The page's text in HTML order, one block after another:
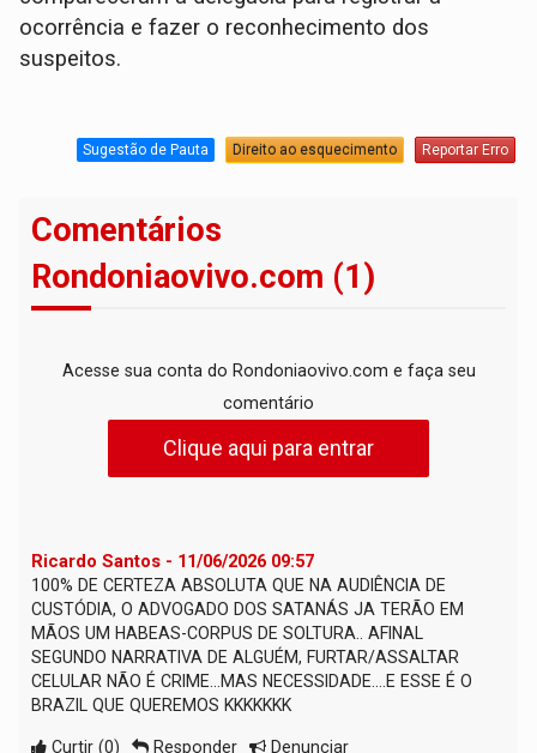
ocorrência e fazer o reconhecimento dos
suspeitos.
Sugestão de Pauta Direito ao esquecimento Reportar Erro
Comentários
Rondoniaovivo.com (1)
Acesse sua conta do Rondoniaovivo.com e faça seu
comentário
Clique aqui para entrar
Ricardo Santos - 11/06/2026 09:57
100% DE CERTEZA ABSOLUTA QUE NA AUDIÊNCIA DE
CUSTÓDIA, O ADVOGADO DOS SATANÁS JA TERÃO EM
MÃOS UM HABEAS-CORPUS DE SOLTURA.. AFINAL
SEGUNDO NARRATIVA DE ALGUÉM, FURTAR/ASSALTAR
CELULAR NÃO É CRIME...MAS NECESSIDADE....E ESSE É O
BRAZIL QUE QUEREMOS KKKKKKK
Curtir (0) Responder Denunciar